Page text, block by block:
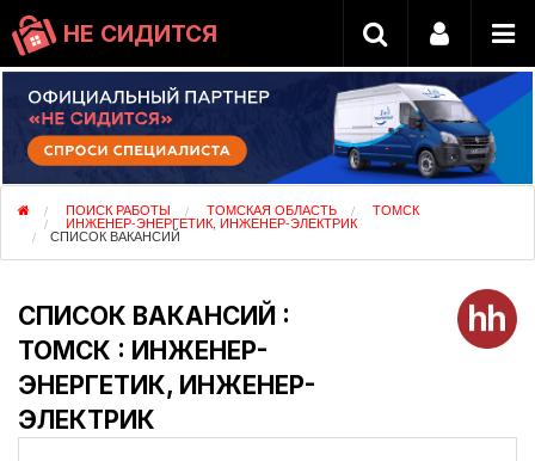
НЕ СИДИТСЯ
ПОИСК РАБОТЫ ТОМСКАЯ ОБЛАСТЬ ТОМСК
ИНЖЕНЕР-ЭНЕРГЕТИК, ИНЖЕНЕР-ЭЛЕКТРИК
СПИСОК ВАКАНСИЙ
СПИСОК ВАКАНСИЙ :
ТОМСК : ИНЖЕНЕР-
ЭНЕРГЕТИК, ИНЖЕНЕР-
ЭЛЕКТРИК